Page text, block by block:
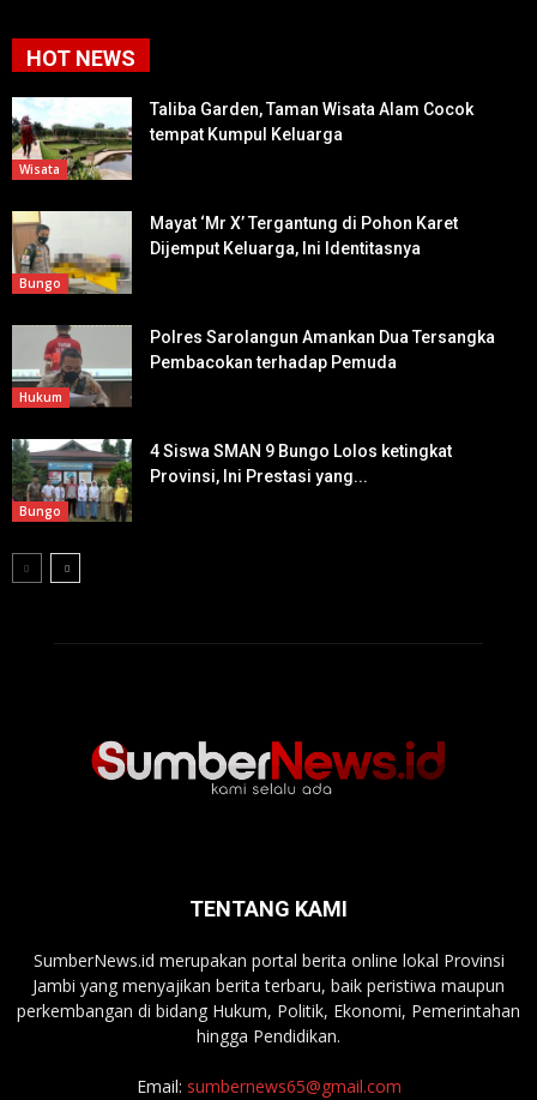
HOT NEWS
Wisata
Taliba Garden, Taman Wisata Alam Cocok
tempat Kumpul Keluarga
Bungo
Mayat ‘Mr X’ Tergantung di Pohon Karet
Dijemput Keluarga, Ini Identitasnya
Hukum
Polres Sarolangun Amankan Dua Tersangka
Pembacokan terhadap Pemuda
Bungo
4 Siswa SMAN 9 Bungo Lolos ketingkat
Provinsi, Ini Prestasi yang...
TENTANG KAMI
SumberNews.id merupakan portal berita online lokal Provinsi
Jambi yang menyajikan berita terbaru, baik peristiwa maupun
perkembangan di bidang Hukum, Politik, Ekonomi, Pemerintahan
hingga Pendidikan.
Email: sumbernews65@gmail.com